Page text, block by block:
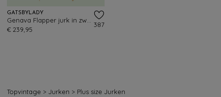
GATSBYLADY
€ 239,95
387
Topvintage > Jurken > Plus size Jurken